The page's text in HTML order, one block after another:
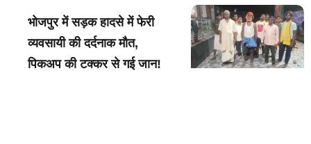
भोजपुर में सड़क हादसे में फेरी
व्यवसायी की दर्दनाक मौत,
पिकअप की टक्कर से गई जान!